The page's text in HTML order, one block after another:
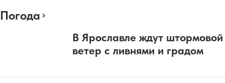
Погода
В Ярославле ждут штормовой
ветер с ливнями и градом